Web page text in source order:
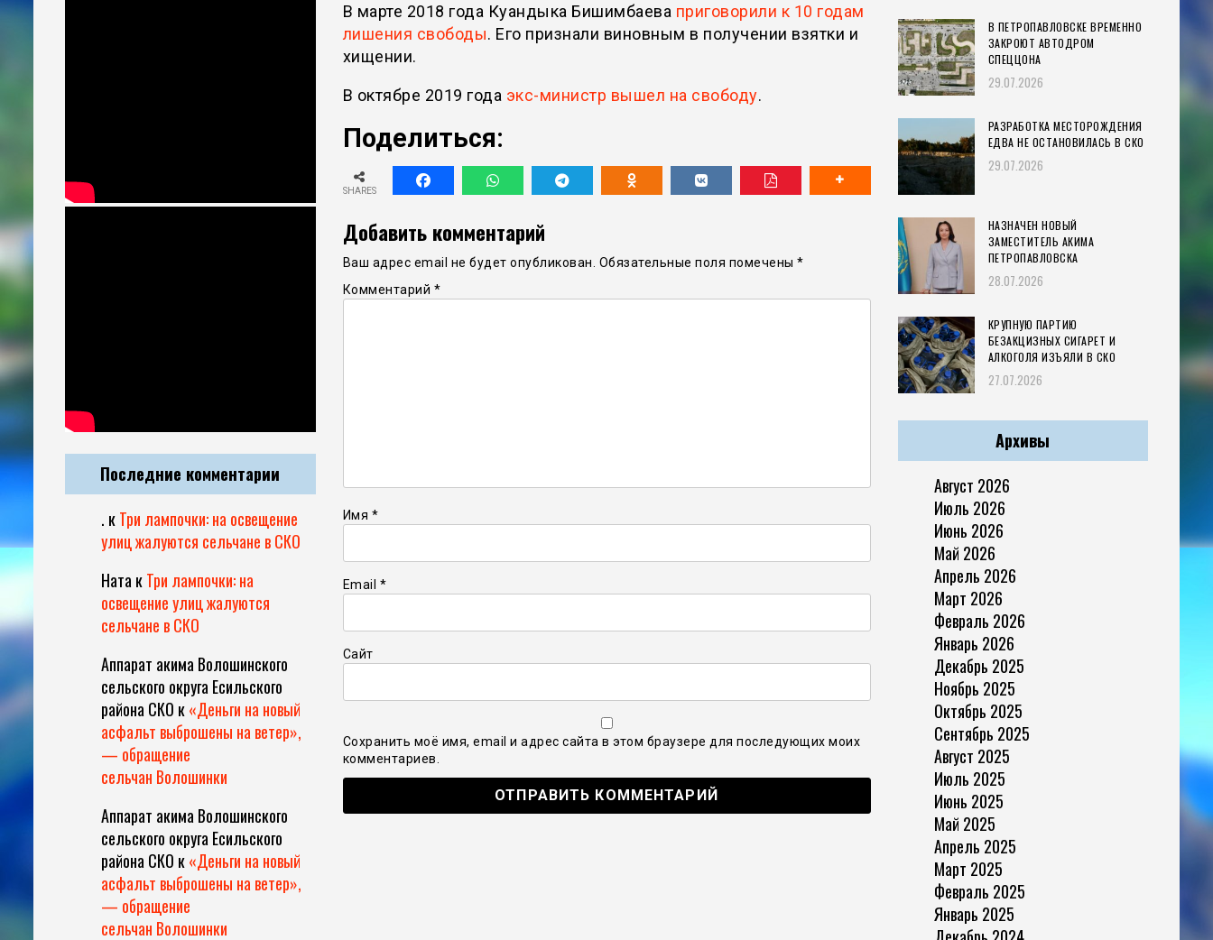
В марте 2018 года Куандыка Бишимбаева приговорили к 10 годам
лишения свободы. Его признали виновным в получении взятки и
хищении.
В октябре 2019 года экс-министр вышел на свободу.
Поделиться:
SHARES
Добавить комментарий
Ваш адрес email не будет опубликован. Обязательные поля помечены *
Комментарий *
Имя *
Email *
Сайт
Сохранить моё имя, email и адрес сайта в этом браузере для последующих моих
комментариев.
Последние комментарии
. кТри лампочки: на освещение
улиц жалуются сельчане в СКО
Ната кТри лампочки: на
освещение улиц жалуются
сельчане в СКО
Аппарат акима Волошинского
сельского округа Есильского
района СКО к«Деньги на новый
асфальт выброшены на ветер»,
— обращение
сельчан Волошинки
Аппарат акима Волошинского
сельского округа Есильского
района СКО к«Деньги на новый
асфальт выброшены на ветер»,
— обращение
сельчан Волошинки
В ПЕТРОПАВЛОВСКЕ ВРЕМЕННО
ЗАКРОЮТ АВТОДРОМ
СПЕЦЦОНА
29.07.2026
РАЗРАБОТКА МЕСТОРОЖДЕНИЯ
ЕДВА НЕ ОСТАНОВИЛАСЬ В СКО
29.07.2026
НАЗНАЧЕН НОВЫЙ
ЗАМЕСТИТЕЛЬ АКИМА
ПЕТРОПАВЛОВСКА
28.07.2026
КРУПНУЮ ПАРТИЮ
БЕЗАКЦИЗНЫХ СИГАРЕТ И
АЛКОГОЛЯ ИЗЪЯЛИ В СКО
27.07.2026
Архивы
Август 2026
Июль 2026
Июнь 2026
Май 2026
Апрель 2026
Март 2026
Февраль 2026
Январь 2026
Декабрь 2025
Ноябрь 2025
Октябрь 2025
Сентябрь 2025
Август 2025
Июль 2025
Июнь 2025
Май 2025
Апрель 2025
Март 2025
Февраль 2025
Январь 2025